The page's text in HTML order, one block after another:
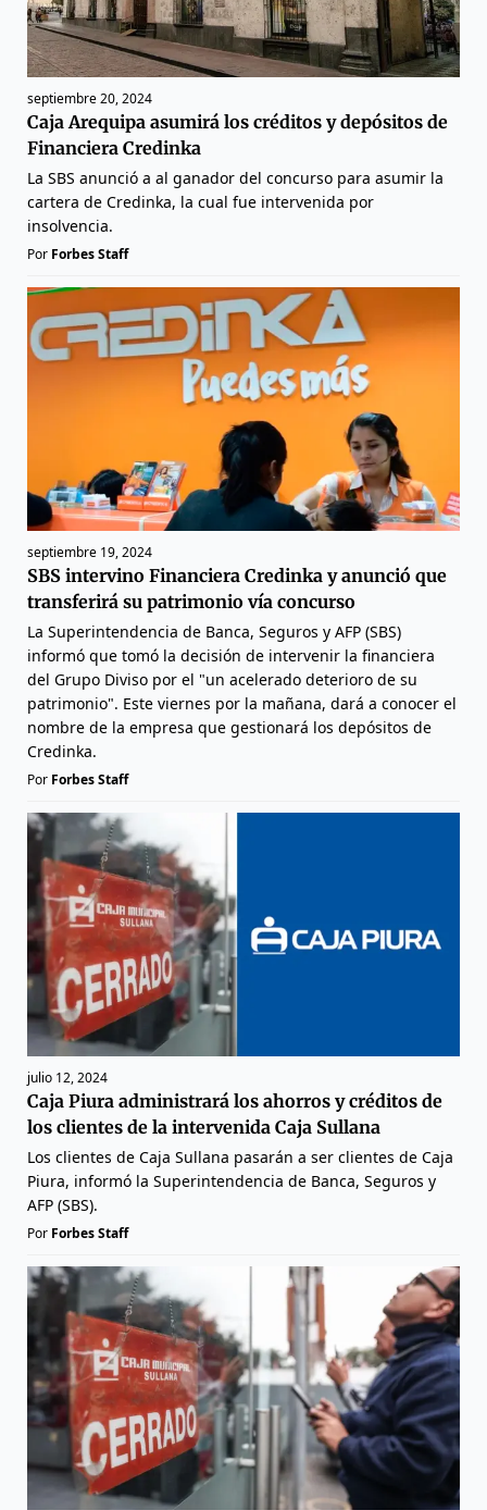
septiembre 20, 2024
Caja Arequipa asumirá los créditos y depósitos de
Financiera Credinka
La SBS anunció a al ganador del concurso para asumir la
cartera de Credinka, la cual fue intervenida por
insolvencia.
Por Forbes Staff
septiembre 19, 2024
SBS intervino Financiera Credinka y anunció que
transferirá su patrimonio vía concurso
La Superintendencia de Banca, Seguros y AFP (SBS)
informó que tomó la decisión de intervenir la financiera
del Grupo Diviso por el "un acelerado deterioro de su
patrimonio". Este viernes por la mañana, dará a conocer el
nombre de la empresa que gestionará los depósitos de
Credinka.
Por Forbes Staff
julio 12, 2024
Caja Piura administrará los ahorros y créditos de
los clientes de la intervenida Caja Sullana
Los clientes de Caja Sullana pasarán a ser clientes de Caja
Piura, informó la Superintendencia de Banca, Seguros y
AFP (SBS).
Por Forbes Staff